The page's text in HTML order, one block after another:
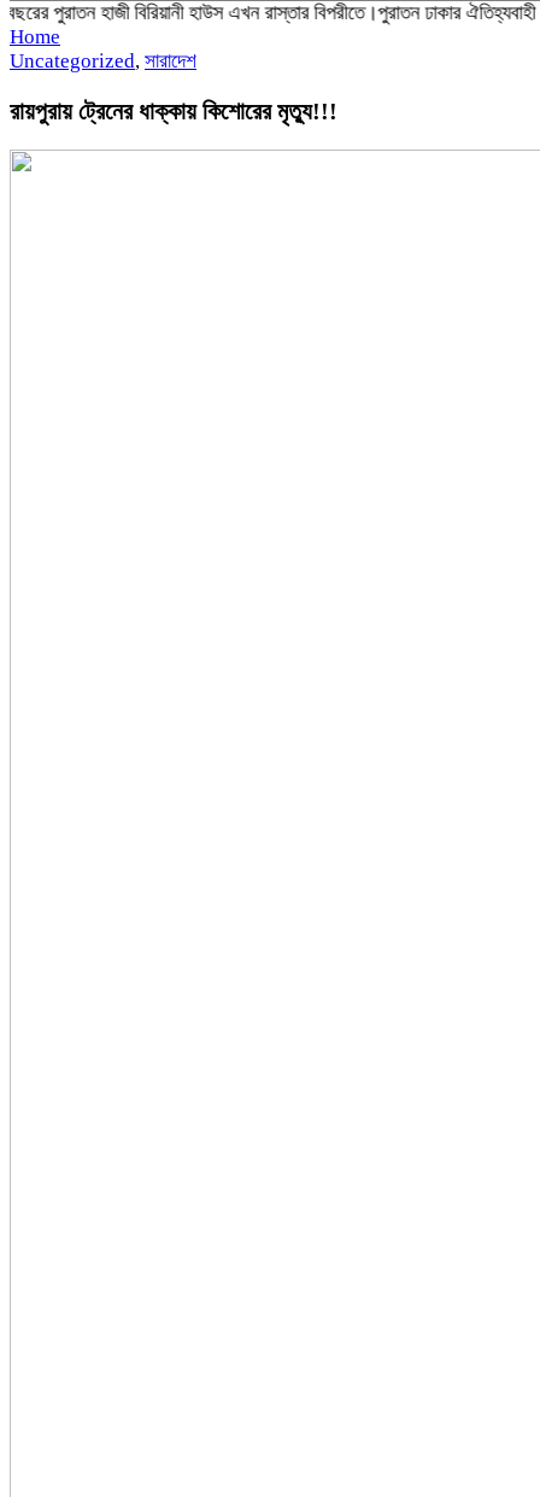
পুরাতন হাজী বিরিয়ানী হাউস এখন রাস্তার বিপরীতে।পুরাতন ঢাকার ঐতিহ্যবাহী
Home
Uncategorized, সারাদেশ
রায়পুরায় ট্রেনের ধাক্কায় কিশোরের মৃত্যু!!!